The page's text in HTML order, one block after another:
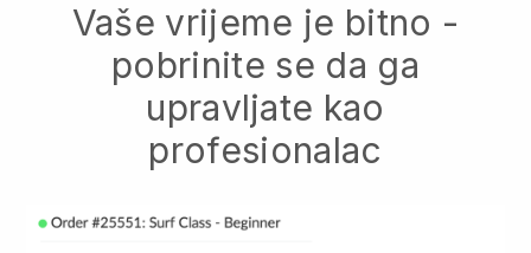
Vaše vrijeme je bitno -
pobrinite se da ga
upravljate kao
profesionalac